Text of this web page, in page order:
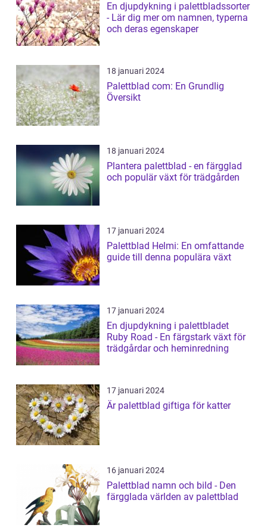
En djupdykning i palettbladssorter
- Lär dig mer om namnen, typerna
och deras egenskaper
18 januari 2024
Palettblad com: En Grundlig
Översikt
18 januari 2024
Plantera palettblad - en färgglad
och populär växt för trädgården
17 januari 2024
Palettblad Helmi: En omfattande
guide till denna populära växt
17 januari 2024
En djupdykning i palettbladet
Ruby Road - En färgstark växt för
trädgårdar och heminredning
17 januari 2024
Är palettblad giftiga för katter
16 januari 2024
Palettblad namn och bild - Den
färgglada världen av palettblad